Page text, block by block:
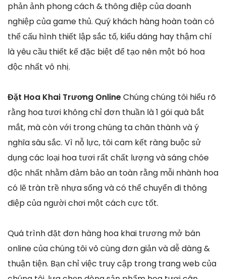
phản ảnh phong cách & thông điệp của doanh
nghiệp của game thủ. Quý khách hàng hoàn toàn có
thể cấu hình thiết lập sắc tố, kiểu dáng hay thậm chí
là yêu cầu thiết kế đặc biệt để tạo nên một bó hoa
độc nhất vô nhị.
Đặt Hoa Khai Trương OnlineChúng chúng tôi hiểu rõ
rằng hoa tươi không chỉ đơn thuần là 1 gói quà bắt
mắt, mà còn với trong chúng ta chân thành và ý
nghĩa sâu sắc. Vì nỗ lực, tôi cam kết ràng buộc sử
dụng các loại hoa tươi rất chất lượng và sáng chóe
độc nhất nhằm đảm bảo an toàn rằng mỗi nhành hoa
có lẽ tràn trề nhựa sống và có thể chuyển đi thông
điệp của người chơi một cách cực tốt.
Quá trình đặt đơn hàng hoa khai trương mở bán
online của chúng tôi vô cùng đơn giản và dễ dàng &
thuận tiện. Bạn chỉ việc truy cập trong trang web của